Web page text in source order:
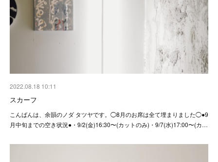
2022.08.18 10:11
スカーフ
こんばんは、余韻のノダ タツヤです。◯8月のお席は全て埋まりました◯●9
月中旬までの空き状況●・9/2(金)16:30〜(カットのみ)・9/7(水)17:00〜(カ…